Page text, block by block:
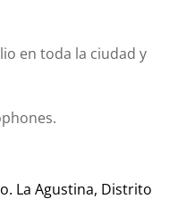
en toda la ciudad y
La Agustina, Distrito